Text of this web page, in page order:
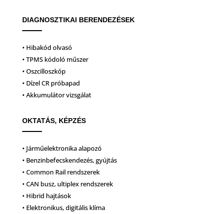
DIAGNOSZTIKAI BERENDEZÉSEK
• Hibakód olvasó
• TPMS kódoló műszer
• Oszcilloszkóp
• Dízel CR próbapad
• Akkumulátor vizsgálat
OKTATÁS, KÉPZÉS
• Járműelektronika alapozó
• Benzinbefecskendezés, gyújtás
• Common Rail rendszerek
• CAN busz, ultiplex rendszerek
• Hibrid hajtások
• Elektronikus, digitális klíma